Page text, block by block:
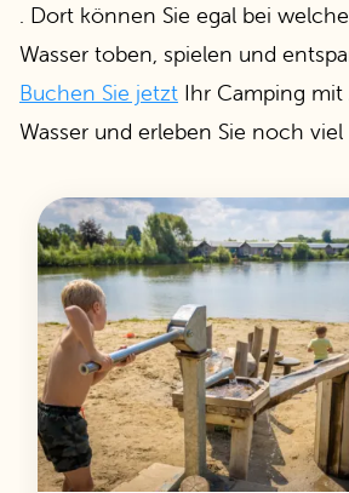
. Dort können Sie egal bei
Wasser toben, spielen und
Buchen Sie jetzt Ihr Camping
Wasser und erleben Sie noch viel